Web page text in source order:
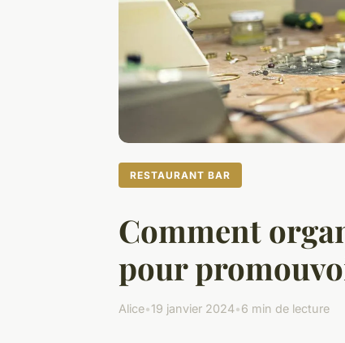
RESTAURANT BAR
Comment
pour
Alice•19 janvier 2024•6 min de lecture